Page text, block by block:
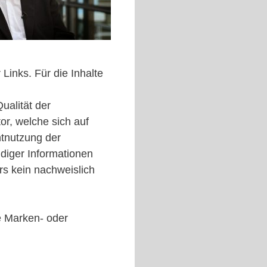
Für die Inhalte
der
welche sich auf
der
Informationen
kein nachweislich
Marken- oder